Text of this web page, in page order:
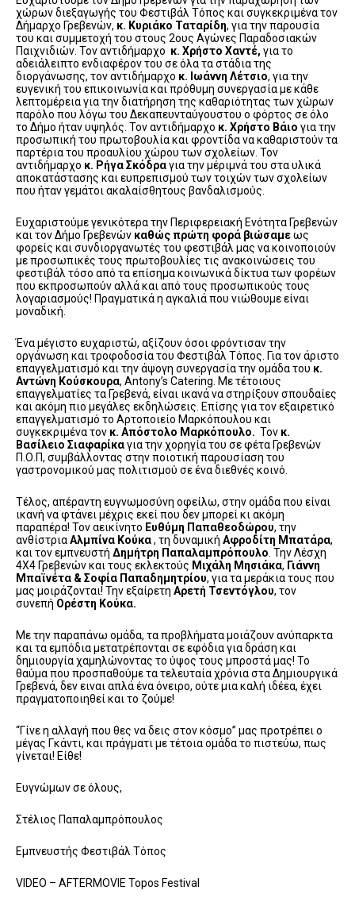
χώρων διεξαγωγής του Φεστιβάλ Τόπος και συγκεκριμένα τον
Δήμαρχο Γρεβενών, κ. Κυριάκο Ταταρίδη, για την παρουσία
του και συμμετοχή του στους 2ους Αγώνες Παραδοσιακών
Παιχνιδιών. Τον αντιδήμαρχο κ. Χρήστο Χαντέ, για το
αδειάλειπτο ενδιαφέρον του σε όλα τα στάδια της
διοργάνωσης, τον αντιδήμαρχο κ. Ιωάννη Λέτσιο, για την
ευγενική του επικοινωνία και πρόθυμη συνεργασία με κάθε
λεπτομέρεια για την διατήρηση της καθαριότητας των χώρων
παρόλο που λόγω του Δεκαπευνταύγουστου ο φόρτος σε όλο
το Δήμο ήταν υψηλός. Τον αντιδήμαρχο κ. Χρήστο Βάιο για την
προσωπική του πρωτοβουλία και φροντίδα να καθαριστούν τα
παρτέρια του προαυλίου χώρου των σχολείων. Τον
αντιδήμαρχο κ. Ρήγα Σκόδραγια την μέριμνά του στα υλικά
αποκατάστασης και ευπρεπισμού των τοιχών των σχολείων
που ήταν γεμάτοι ακαλαίσθητους βανδαλισμούς.
Ευχαριστούμε γενικότερα την Περιφερειακή Ενότητα Γρεβενών
και τον Δήμο Γρεβενών καθώς πρώτη φορά βιώσαμεως
φορείς και συνδιοργανωτές του φεστιβάλ μας να κοινοποιούν
με προσωπικές τους πρωτοβουλίες τις ανακοινώσεις του
φεστιβάλ τόσο από τα επίσημα κοινωνικά δίκτυα των φορέων
που εκπροσωπούν αλλά και από τους προσωπικούς τους
λογαριασμούς! Πραγματικά η αγκαλιά που νιώθουμε είναι
μοναδική.
Ένα μέγιστο ευχαριστώ, αξίζουν όσοι φρόντισαν την
οργάνωση και τροφοδοσία του Φεστιβάλ Τόπος. Για τον άριστο
επαγγελματισμό και την άψογη συνεργασία την ομάδα του κ.
Αντώνη Κούσκουρα, Antony’s Catering. Με τέτοιους
επαγγελματίες τα Γρεβενά, είναι ικανά να στηρίξουν σπουδαίες
και ακόμη πιο μεγάλες εκδηλώσεις. Επίσης για τον εξαιρετικό
επαγγελματισμό το Αρτοποιείο Μαρκόπουλου και
συγκεκριμένα τον κ. Απόστολο Μαρκόπουλο. Τον κ.
Βασίλειο Σιαφαρίκαγια την χορηγία του σε φέτα Γρεβενών
Π.Ο.Π, συμβάλλοντας στην ποιοτική παρουσίαση του
γαστρονομικού μας πολιτισμού σε ένα διεθνές κοινό.
Τέλος, απέραντη ευγνωμοσύνη οφείλω, στην ομάδα που είναι
ικανή να φτάνει μέχρις εκεί που δεν μπορεί κι ακόμη
παραπέρα! Τον αεικίνητο Ευθύμη Παπαθεοδώρου, την
ανθίστριαΑλμπίνα Κούκα, τη δυναμική Αφροδίτη Μπατάρα,
και τον εμπνευστή Δημήτρη Παπαλαμπρόπουλο. Την Λέσχη
4Χ4 Γρεβενών και τους εκλεκτούς Μιχάλη Μησιάκα, Γιάννη
Μπαϊνέτα & Σοφία Παπαδημητρίου, για τα μεράκια τους που
μας μοιράζονται! Την εξαίρετη Αρετή Τσεντόγλου, τον
συνεπή Ορέστη Κούκα.
Με την παραπάνω ομάδα, τα προβλήματα μοιάζουν ανύπαρκτα
και τα εμπόδια μετατρέπονται σε εφόδια για δράση και
δημιουργία χαμηλώνοντας το ύψος τους μπροστά μας! Το
θαύμα που προσπαθούμε τα τελευταία χρόνια στα Δημιουργικά
Γρεβενά, δεν ειναι απλά ένα όνειρο, ούτε μια καλή ιδέεα, έχει
πραγματοποιηθεί και το ζούμε!
“Γίνε η αλλαγή που θες να δεις στον κόσμο” μας προτρέπει ο
μέγας Γκάντι, και πράγματι με τέτοια ομάδα το πιστεύω, πως
γίνεται! Είθε!
Ευγνώμων σε όλους,
Στέλιος Παπαλαμπρόπουλος
Εμπνευστής Φεστιβάλ Τόπος
VIDEO – AFTERMOVIE Topos Festival